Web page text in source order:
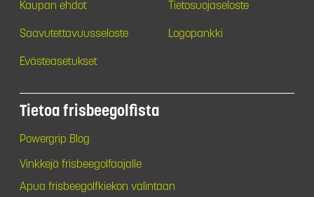
Kaupan ehdot Tietosuojaseloste
Saavutettavuusseloste Logopankki
Evästeasetukset
Tietoa frisbeegolfista
Powergrip Blog
Vinkkejä frisbeegolfaajalle
Apua frisbeegolfkiekon valintaan